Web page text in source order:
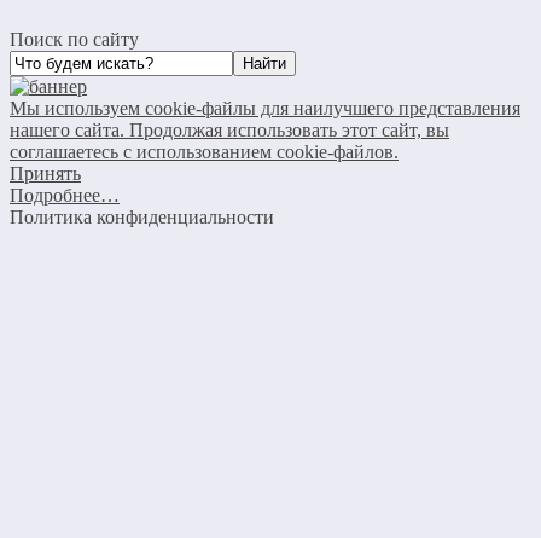
Поиск по сайту
Мы используем cookie-файлы для наилучшего представления
нашего сайта. Продолжая использовать этот сайт, вы
соглашаетесь с использованием cookie-файлов.
Принять
Подробнее…
Политика конфиденциальности